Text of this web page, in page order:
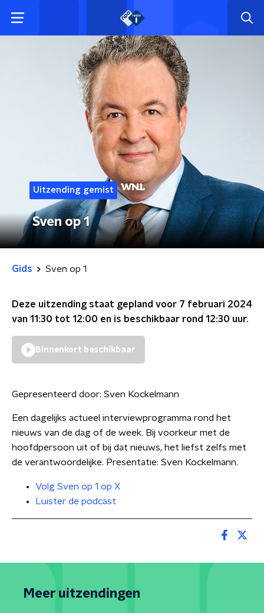
Uitzending gemist
Sven op 1
Gids Sven op 1
Deze uitzending staat gepland voor 7 februari 2024
van 11:30 tot 12:00 en is beschikbaar rond 12:30 uur.
Binnenkort beschikbaar
Gepresenteerd door: Sven Kockelmann
Een dagelijks actueel interviewprogramma rond het
nieuws van de dag of de week. Bij voorkeur met de
hoofdpersoon uit of bij dat nieuws, het liefst zelfs met
de verantwoordelijke. Presentatie: Sven Kockelmann.
Volg Sven op 1 op X
Luister de podcast
Meer uitzendingen